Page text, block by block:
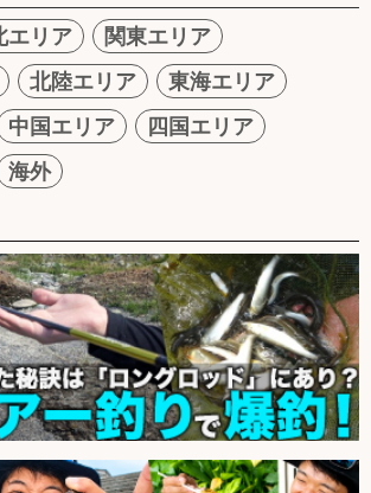
エリア
関東エリア
北陸エリア
東海エリア
中国エリア
四国エリア
海外